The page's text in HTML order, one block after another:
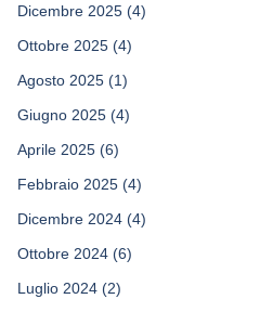
Dicembre 2025 (4)
Ottobre 2025 (4)
Agosto 2025 (1)
Giugno 2025 (4)
Aprile 2025 (6)
Febbraio 2025 (4)
Dicembre 2024 (4)
Ottobre 2024 (6)
Luglio 2024 (2)